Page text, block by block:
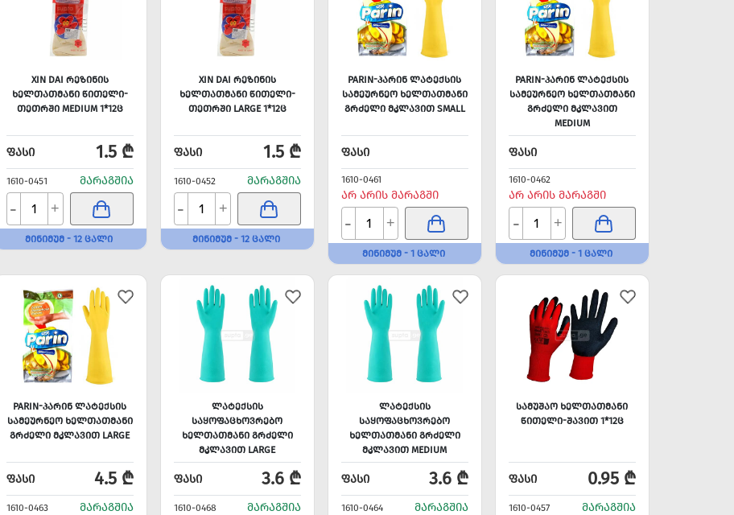
XIN DAI ᲠᲔᲖᲘᲜᲘᲡ
ᲮᲔᲚᲗᲐᲗᲛᲐᲜᲘ ᲬᲘᲗᲔᲚᲘ-
ᲗᲔᲗᲠᲨᲘ MEDIUM 1*12Ც
ᲤᲐᲡᲘ 1.5 ₾
1610-0451 ᲛᲐᲠᲐᲒᲨᲘᲐ
- +
ᲛᲘᲜᲘᲛᲣᲛ - 12 ᲪᲐᲚᲘ
XIN DAI ᲠᲔᲖᲘᲜᲘᲡ
ᲮᲔᲚᲗᲐᲗᲛᲐᲜᲘ ᲬᲘᲗᲔᲚᲘ-
ᲗᲔᲗᲠᲨᲘ LARGE 1*12Ც
ᲤᲐᲡᲘ 1.5 ₾
1610-0452 ᲛᲐᲠᲐᲒᲨᲘᲐ
- +
ᲛᲘᲜᲘᲛᲣᲛ - 12 ᲪᲐᲚᲘ
PARIN-ᲞᲐᲠᲘᲜ ᲚᲐᲢᲔᲥᲡᲘᲡ
ᲡᲐᲛᲔᲣᲠᲜᲔᲝ ᲮᲔᲚᲗᲐᲗᲛᲐᲜᲘ
ᲒᲠᲫᲔᲚᲘ ᲛᲙᲚᲐᲕᲘᲗ SMALL
ᲤᲐᲡᲘ
1610-0461
ᲐᲠ ᲐᲠᲘᲡ ᲛᲐᲠᲐᲒᲨᲘ
- +
ᲛᲘᲜᲘᲛᲣᲛ - 1 ᲪᲐᲚᲘ
PARIN-ᲞᲐᲠᲘᲜ ᲚᲐᲢᲔᲥᲡᲘᲡ
ᲡᲐᲛᲔᲣᲠᲜᲔᲝ ᲮᲔᲚᲗᲐᲗᲛᲐᲜᲘ
ᲒᲠᲫᲔᲚᲘ ᲛᲙᲚᲐᲕᲘᲗ
MEDIUM
ᲤᲐᲡᲘ
1610-0462
ᲐᲠ ᲐᲠᲘᲡ ᲛᲐᲠᲐᲒᲨᲘ
- +
ᲛᲘᲜᲘᲛᲣᲛ - 1 ᲪᲐᲚᲘ
PARIN-ᲞᲐᲠᲘᲜ ᲚᲐᲢᲔᲥᲡᲘᲡ
ᲡᲐᲛᲔᲣᲠᲜᲔᲝ ᲮᲔᲚᲗᲐᲗᲛᲐᲜᲘ
ᲒᲠᲫᲔᲚᲘ ᲛᲙᲚᲐᲕᲘᲗ LARGE
ᲤᲐᲡᲘ 4.5 ₾
1610-0463 ᲛᲐᲠᲐᲒᲨᲘᲐ
ᲚᲐᲢᲔᲥᲡᲘᲡ
ᲡᲐᲧᲝᲤᲐᲪᲮᲝᲕᲠᲔᲑᲝ
ᲮᲔᲚᲗᲐᲗᲛᲐᲜᲘ ᲒᲠᲫᲔᲚᲘ
ᲛᲙᲚᲐᲕᲘᲗ LARGE
ᲤᲐᲡᲘ 3.6 ₾
1610-0468 ᲛᲐᲠᲐᲒᲨᲘᲐ
ᲚᲐᲢᲔᲥᲡᲘᲡ
ᲡᲐᲧᲝᲤᲐᲪᲮᲝᲕᲠᲔᲑᲝ
ᲮᲔᲚᲗᲐᲗᲛᲐᲜᲘ ᲒᲠᲫᲔᲚᲘ
ᲛᲙᲚᲐᲕᲘᲗ MEDIUM
ᲤᲐᲡᲘ 3.6 ₾
1610-0464 ᲛᲐᲠᲐᲒᲨᲘᲐ
ᲡᲐᲛᲣᲨᲐᲝ ᲮᲔᲚᲗᲐᲗᲛᲐᲜᲘ
ᲬᲘᲗᲔᲚᲘ-ᲨᲐᲕᲘᲗ 1*12Ც
ᲤᲐᲡᲘ 0.95 ₾
1610-0457 ᲛᲐᲠᲐᲒᲨᲘᲐ